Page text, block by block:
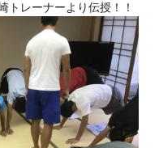
トレーナーより伝授！！